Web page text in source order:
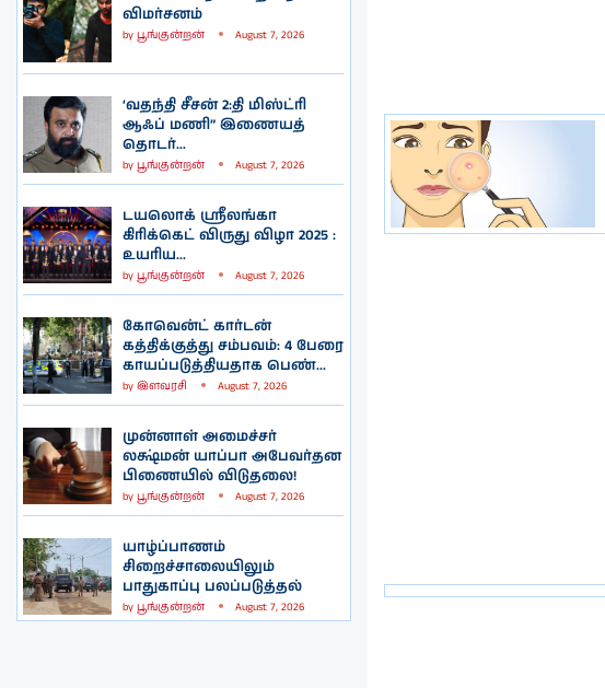
விமர்சனம்
by பூங்குன்றன் August 7, 2026
‘வதந்தி சீசன் 2:தி மிஸ்ட்ரி
ஆஃப் மணி” இணையத்
தொடர்...
by பூங்குன்றன் August 7, 2026
டயலொக் ஸ்ரீலங்கா
கிரிக்கெட் விருது விழா 2025 :
உயரிய...
by பூங்குன்றன் August 7, 2026
கோவென்ட் கார்டன்
கத்திக்குத்து சம்பவம்: 4 பேரை
காயப்படுத்தியதாக பெண்...
by இளவரசி August 7, 2026
முன்னாள் அமைச்சர்
லக்ஷ்மன் யாப்பா அபேவர்தன
பிணையில் விடுதலை!
by பூங்குன்றன் August 7, 2026
யாழ்ப்பாணம்
சிறைச்சாலையிலும்
பாதுகாப்பு பலப்படுத்தல்
by பூங்குன்றன் August 7, 2026